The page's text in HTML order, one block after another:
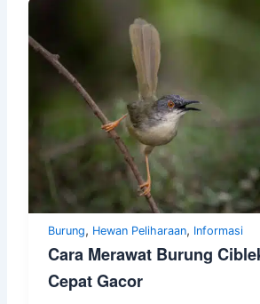
Burung, Hewan Peliharaan, Informasi
Cara Merawat Burung
Cepat Gacor